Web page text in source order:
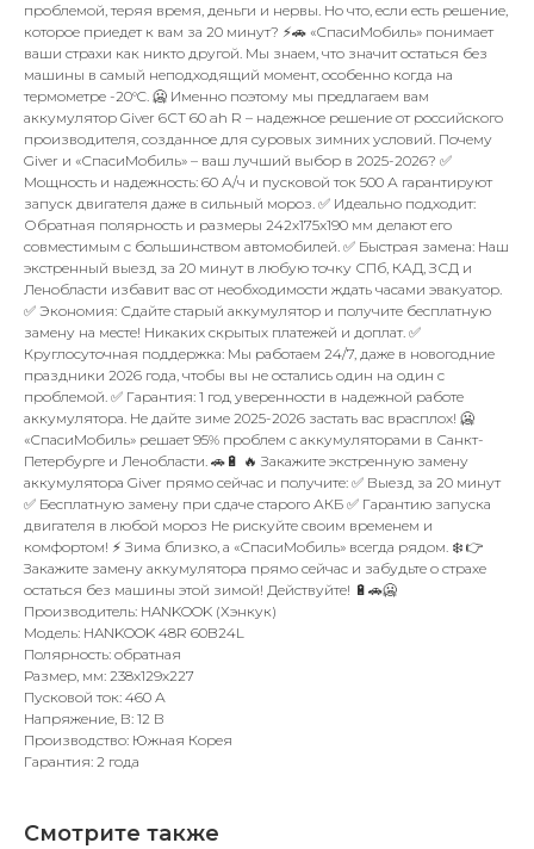
проблемой, теряя время, деньги и нервы. Но что, если есть решение,
которое приедет к вам за 20 минут? ⚡🚗 «СпасиМобиль» понимает
ваши страхи как никто другой. Мы знаем, что значит остаться без
машины в самый неподходящий момент, особенно когда на
термометре -20°C. 🥶 Именно поэтому мы предлагаем вам
аккумулятор Giver 6СТ 60 ah R – надежное решение от российского
производителя, созданное для суровых зимних условий. Почему
Giver и «СпасиМобиль» – ваш лучший выбор в 2025-2026? ✅
Мощность и надежность: 60 А/ч и пусковой ток 500 А гарантируют
запуск двигателя даже в сильный мороз. ✅ Идеально подходит:
Обратная полярность и размеры 242x175x190 мм делают его
совместимым с большинством автомобилей. ✅ Быстрая замена: Наш
экстренный выезд за 20 минут в любую точку СПб, КАД, ЗСД и
Ленобласти избавит вас от необходимости ждать часами эвакуатор.
✅ Экономия: Сдайте старый аккумулятор и получите бесплатную
замену на месте! Никаких скрытых платежей и доплат. ✅
Круглосуточная поддержка: Мы работаем 24/7, даже в новогодние
праздники 2026 года, чтобы вы не остались один на один с
проблемой. ✅ Гарантия: 1 год уверенности в надежной работе
аккумулятора. Не дайте зиме 2025-2026 застать вас врасплох! 🥶
«СпасиМобиль» решает 95% проблем с аккумуляторами в Санкт-
Петербурге и Ленобласти. 🚗🔋 🔥 Закажите экстренную замену
аккумулятора Giver прямо сейчас и получите: ✅ Выезд за 20 минут
✅ Бесплатную замену при сдаче старого АКБ ✅ Гарантию запуска
двигателя в любой мороз Не рискуйте своим временем и
комфортом! ⚡ Зима близко, а «СпасиМобиль» всегда рядом. ❄️ 👉
Закажите замену аккумулятора прямо сейчас и забудьте о страхе
остаться без машины этой зимой! Действуйте! 🔋🚗🥶
Производитель: HANKOOK (Хэнкук)
Модель: HANKOOK 48R 60B24L
Полярность: обратная
Размер, мм: 238x129x227
Пусковой ток: 460 А
Напряжение, В: 12 В
Производство: Южная Корея
Гарантия: 2 года
Смотрите также